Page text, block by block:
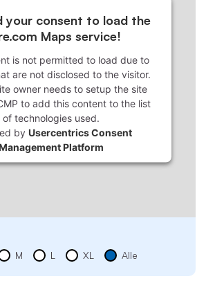
your consent to load the
Maps service!
is not permitted to load due to
are not disclosed to the visitor.
owner needs to setup the site
to add this content to the list
of technologies used.
by Usercentrics Consent
Platform
M L XL Alle